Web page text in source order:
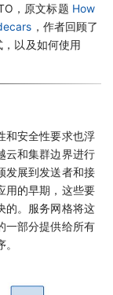
，原文标题 How
，作者回顾了
以及如何使用
和安全性要求也浮
云和集群边界进行
发展到发送者和接
用的早期，这些要
的。服务网格将这
一部分提供给所有